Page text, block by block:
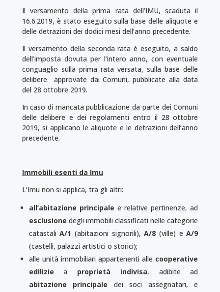
Il versamento della prima rata dell’IMU, scaduta il
16.6.2019, è stato eseguito sulla base delle aliquote e
delle detrazioni dei dodici mesi dell’anno precedente.
Il versamento della seconda rata è eseguito, a saldo
dell’imposta dovuta per l’intero anno, con eventuale
conguaglio sulla prima rata versata, sulla base delle
delibere approvate dai Comuni, pubblicate alla data
del 28 ottobre 2019.
In caso di mancata pubblicazione da parte dei Comuni
delle delibere e dei regolamenti entro il 28 ottobre
2019, si applicano le aliquote e le detrazioni dell’anno
precedente.
Immobili esenti da Imu
L’Imu non si applica, tra gli altri:
all’abitazione principale e relative pertinenze, ad
esclusione degli immobili classificati nelle categorie
catastaliA/1(abitazioni signorili),A/8 (ville) eA/9
(castelli, palazzi artistici o storici);
alle unità immobiliari appartenenti alle cooperative
ediliziea proprietà indivisa, adibite ad
abitazione principale dei soci assegnatari, e